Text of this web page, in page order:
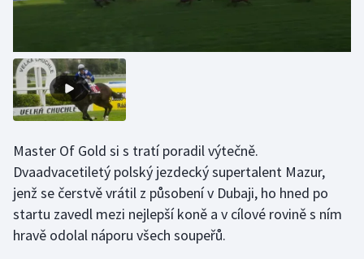
Jezdectví
Judo
Krasobruslení
Lezení
Lyže a snowboard
Motorsport
Master Of Gold si s tratí poradil výtečně.
Dvaadvacetiletý polský jezdecký supertalent Mazur,
jenž se čerstvě vrátil z působení v Dubaji, ho hned po
startu zavedl mezi nejlepší koně a v cílové rovině s ním
hravě odolal náporu všech soupeřů.